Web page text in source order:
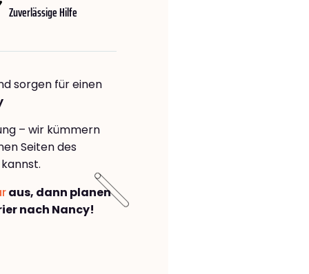
Zuverlässige Hilfe
sorgen für einen
– wir kümmern
Seiten des
aus, dann planen
nach Nancy!